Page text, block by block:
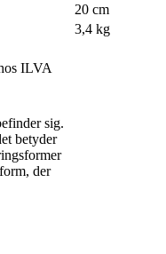
20 cm
3,4 kg
ILVA
sig.
betyder
der